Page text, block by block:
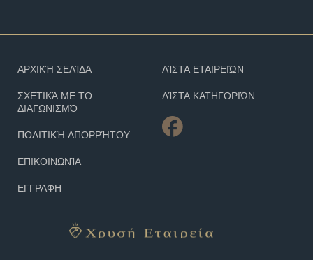
ΑΡΧΙΚΉ ΣΕΛΊΔΑ
ΣΧΕΤΙΚΆ ΜΕ ΤΟ
ΔΙΑΓΩΝΙΣΜΌ
ΠΟΛΙΤΙΚΉ ΑΠΟΡΡΉΤΟΥ
ΕΠΙΚΟΙΝΩΝΊΑ
ΕΓΓΡΑΦΗ
ΛΊΣΤΑ ΕΤΑΙΡΕΙΏΝ
ΛΊΣΤΑ ΚΑΤΗΓΟΡΙΏΝ